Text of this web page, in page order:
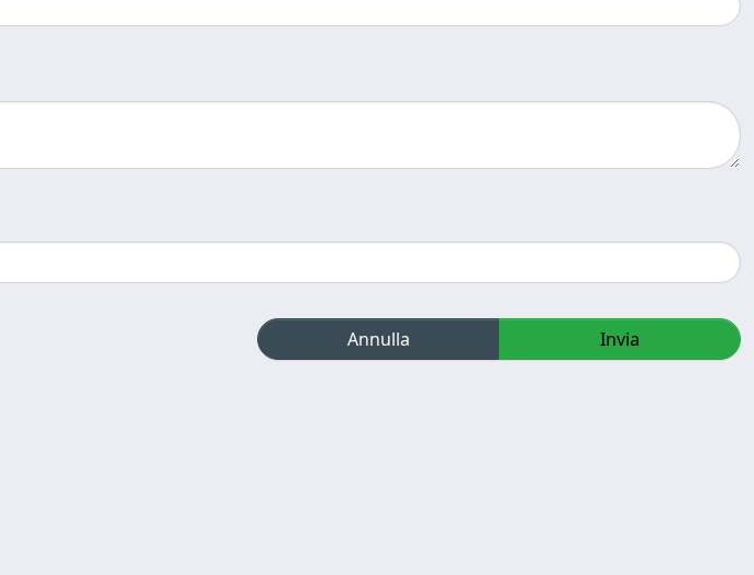
Annulla Invia